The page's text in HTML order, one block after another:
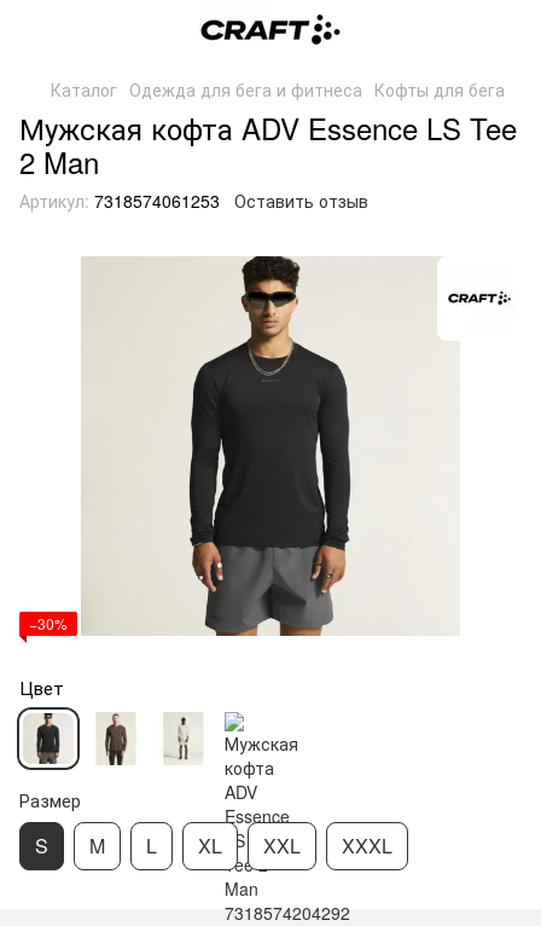
Каталог Одежда для бега и фитнеса Кофты для бега
Мужская кофта ADV Essence LS Tee
2 Man
Артикул: 7318574061253 Оставить отзыв
−30%
Цвет
Размер
S M L XL XXL XXXL